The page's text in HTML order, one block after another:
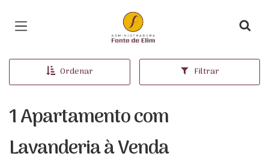
Página inicial
Ordenar Filtrar
1 Apartamento com
Lavanderia à Venda